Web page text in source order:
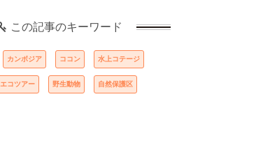
この記事のキーワード
カンボジア ココン 水上コテージ
エコツアー 野生動物 自然保護区